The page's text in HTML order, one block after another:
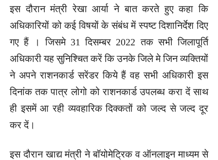
इस दौरान मंत्री रेखा आर्या ने बात करते हुए कहा कि
अधिकारियों को कई विषयों के संबंध में स्पष्ट दिशानिर्देश दिए
गए हैं । जिसमे 31 दिसम्बर 2022 तक सभी जिलापूर्ति
अधिकारी यह सुनिश्चित करें कि उनके जिले मे जिन व्यक्तियों
ने अपने राशनकार्ड सरेंडर किये हैं वह सभी अधिकारी इस
दिनांक तक पात्र लोगो को राशनकार्ड उपलब्ध करा दें साथ
ही इसमें आ रही व्यवहारिक दिक्कतों को जल्द से जल्द दूर
कर दें।
इस दौरान खाद्य मंत्री ने बॉयोमेट्रिक व ऑनलाइन माध्यम से